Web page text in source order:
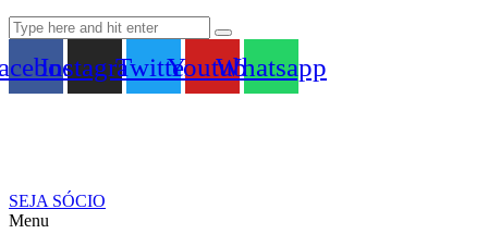
InstagramTwitterYoutubeWhatsapp
SEJA SÓCIO
Menu